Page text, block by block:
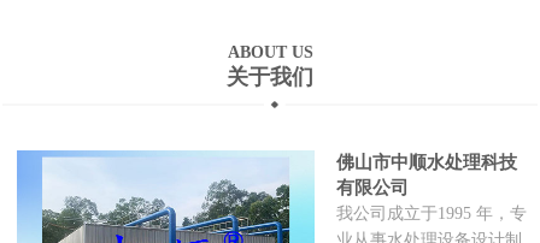
ABOUT US
关于我们
佛山市中顺水处理科技
有限公司
我公司成立于1995 年，专